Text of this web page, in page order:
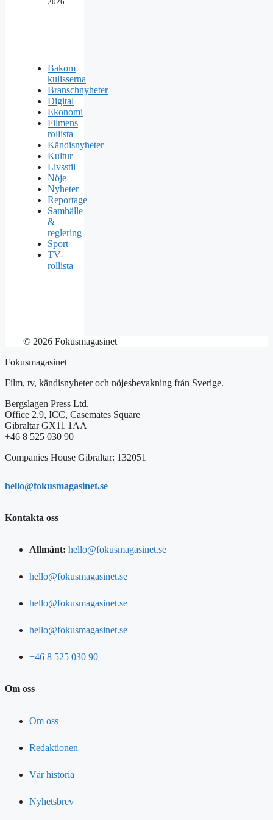
Bakom
kulisserna
Branschnyheter
Digital
Ekonomi
Filmens
rollista
Kändisnyheter
Kultur
Livsstil
Nöje
Nyheter
Reportage
Samhälle
&
reglering
Sport
TV-
rollista
© 2026 Fokusmagasinet
Fokusmagasinet
Film, tv, kändisnyheter och nöjesbevakning från Sverige.
Bergslagen Press Ltd.
Office 2.9, ICC, Casemates Square
Gibraltar GX11 1AA
+46 8 525 030 90
Companies House Gibraltar: 132051
hello@fokusmagasinet.se
Kontakta oss
Allmänt: hello@fokusmagasinet.se
hello@fokusmagasinet.se
hello@fokusmagasinet.se
hello@fokusmagasinet.se
+46 8 525 030 90
Om oss
Om oss
Redaktionen
Vår historia
Nyhetsbrev